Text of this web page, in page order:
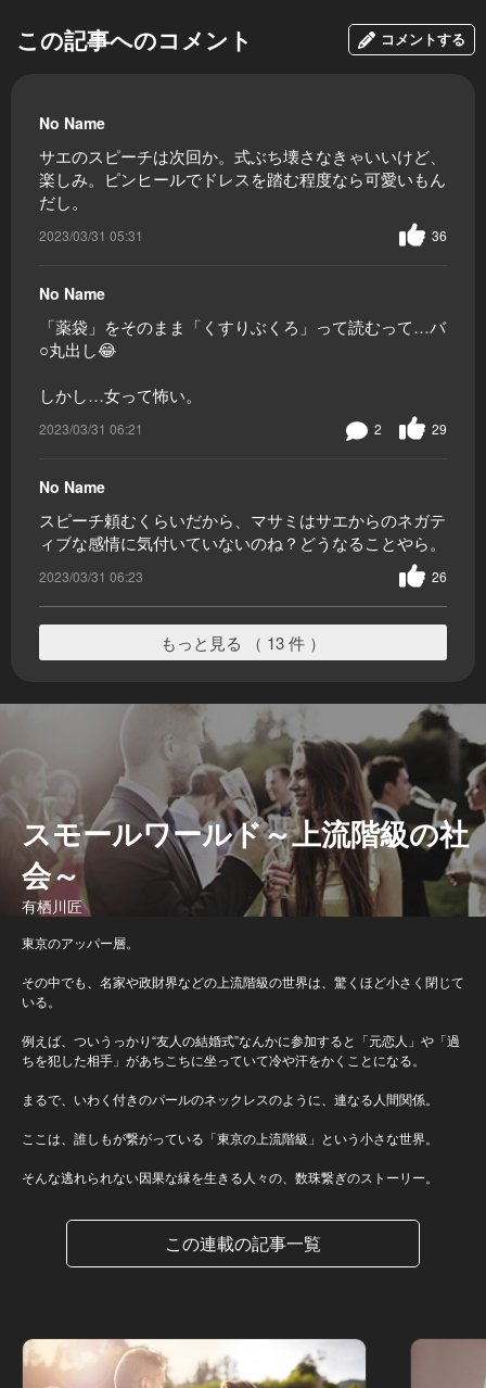
この記事へのコメント コメントする
No Name
サエのスピーチは次回か。式ぶち壊さなきゃいいけど、
楽しみ。ピンヒールでドレスを踏む程度なら可愛いもん
だし。
2023/03/31 05:31 36
No Name
「薬袋」をそのまま「くすりぶくろ」って読むって…バ
○丸出し😂
しかし…女って怖い。
2023/03/31 06:21 29
2
No Name
スピーチ頼むくらいだから、マサミはサエからのネガテ
ィブな感情に気付いていないのね？どうなることやら。
2023/03/31 06:23 26
もっと見る （ 13 件 ）
スモールワールド～上流階級の社
会～
有栖川匠
東京のアッパー層。
その中でも、名家や政財界などの上流階級の世界は、驚くほど小さく閉じて
いる。
例えば、ついうっかり“友人の結婚式”なんかに参加すると「元恋人」や「過
ちを犯した相手」があちこちに坐っていて冷や汗をかくことになる。
まるで、いわく付きのパールのネックレスのように、連なる人間関係。
ここは、誰しもが繋がっている「東京の上流階級」という小さな世界。
そんな逃れられない因果な縁を生きる人々の、数珠繋ぎのストーリー。
この連載の記事一覧